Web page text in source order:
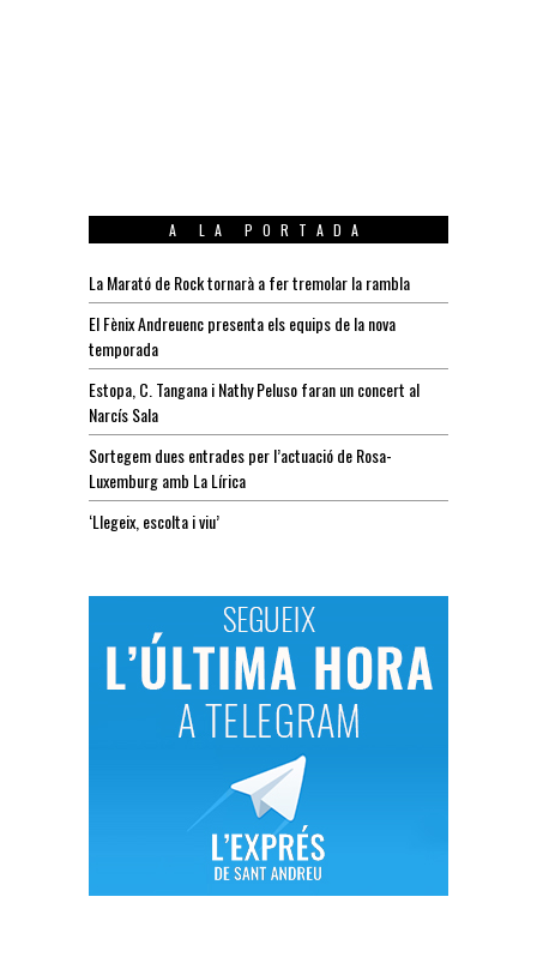
A LA PORTADA
La Marató de Rock tornarà a fer tremolar la rambla
El Fènix Andreuenc presenta els equips de la nova
temporada
Estopa, C. Tangana i Nathy Peluso faran un concert al
Narcís Sala
Sortegem dues entrades per l’actuació de Rosa-
Luxemburg amb La Lírica
‘Llegeix, escolta i viu’